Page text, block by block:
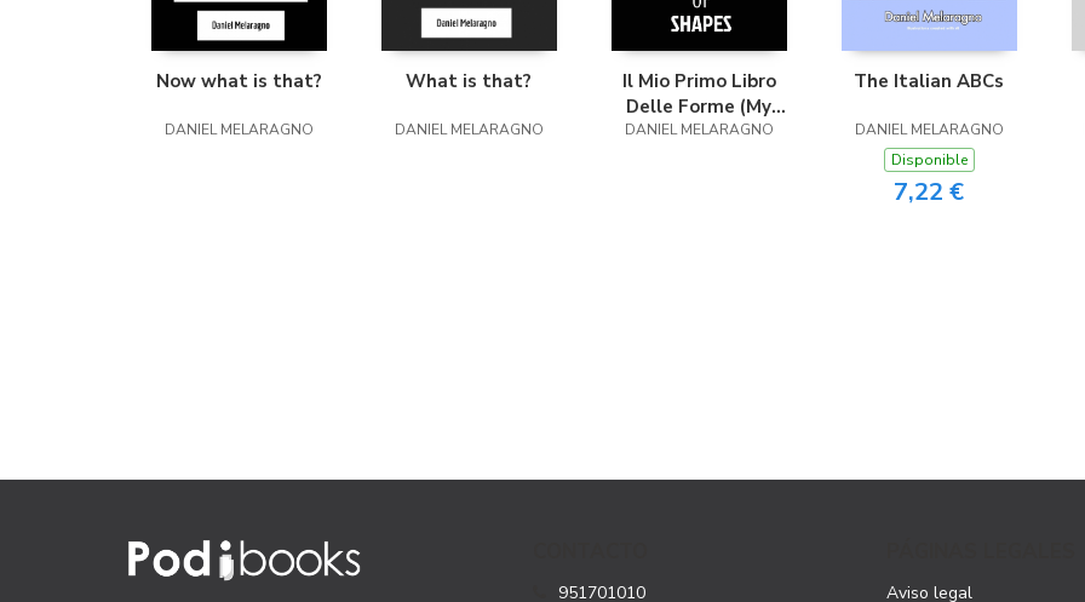
Now what is that?
DANIEL MELARAGNO
What is that?
DANIEL MELARAGNO
Il Mio Primo Libro
Delle Forme (My
First Book Of
DANIEL MELARAGNO
The Italian ABCs
DANIEL MELARAGNO
Disponible
7,22 €
951701010 Aviso legal